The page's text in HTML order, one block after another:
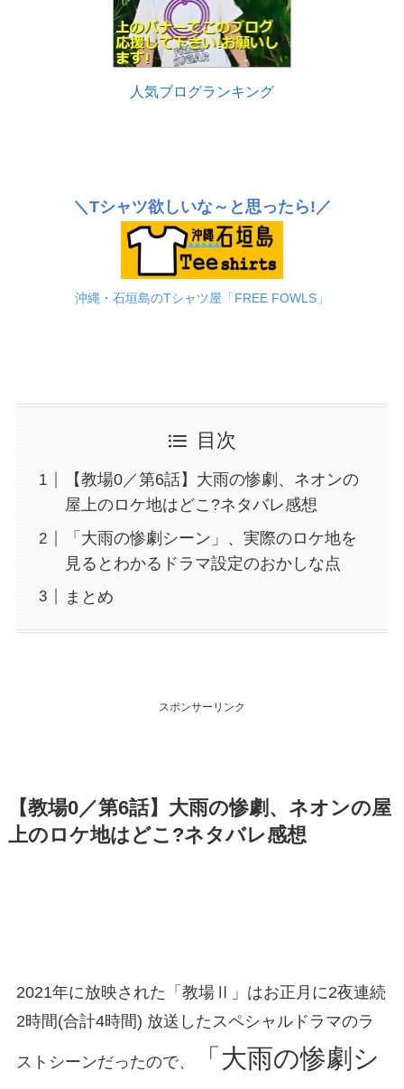
人気ブログランキング
＼Tシャツ欲しいな～と思ったら!／
沖縄・石垣島のTシャツ屋「FREE FOWLS」
目次
【教場0／第6話】大雨の惨劇、ネオンの
屋上のロケ地はどこ?ネタバレ感想
「大雨の惨劇シーン」、実際のロケ地を
見るとわかるドラマ設定のおかしな点
まとめ
スポンサーリンク
【教場0／第6話】大雨の惨劇、ネオンの屋
上のロケ地はどこ?ネタバレ感想
2021年に放映された「教場Ⅱ」はお正月に2夜連続
2時間(合計4時間) 放送したスペシャルドラマのラ
ストシーンだったので、
「大雨の惨劇シ